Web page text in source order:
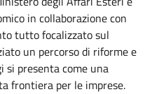
in collaborazione con
tutto focalizzato sul
un percorso di riforme e
si presenta come una
frontiera per le imprese.